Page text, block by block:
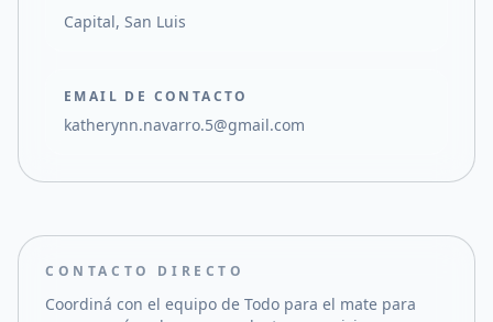
Capital, San Luis
EMAIL DE CONTACTO
katherynn.navarro.5@gmail.com
CONTACTO DIRECTO
Coordiná con el equipo de Todo para el mate para